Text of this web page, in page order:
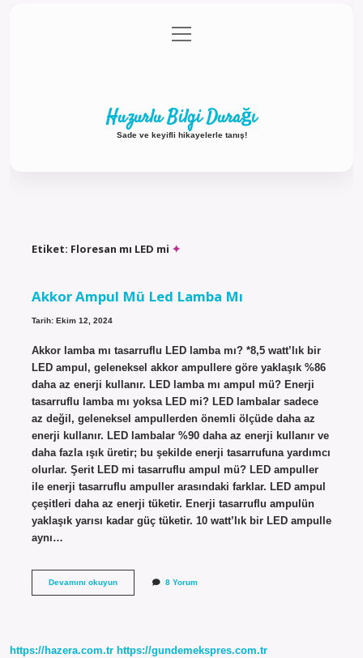
Gizlilik Politikası
menüyü
aç
Huzurlu Bilgi Durağı
Sade ve keyifli hikayelerle tanış!
Etiket: Floresan mı LED mi
Akkor Ampul Mü Led Lamba Mı
Tarih: Ekim 12, 2024
Akkor lamba mı tasarruflu LED lamba mı? *8,5 watt’lık bir
LED ampul, geleneksel akkor ampullere göre yaklaşık %86
daha az enerji kullanır. LED lamba mı ampul mü? Enerji
tasarruflu lamba mı yoksa LED mi? LED lambalar sadece
az değil, geleneksel ampullerden önemli ölçüde daha az
enerji kullanır. LED lambalar %90 daha az enerji kullanır ve
daha fazla ışık üretir; bu şekilde enerji tasarrufuna yardımcı
olurlar. Şerit LED mi tasarruflu ampul mü? LED ampuller
ile enerji tasarruflu ampuller arasındaki farklar. LED ampul
çeşitleri daha az enerji tüketir. Enerji tasarruflu ampulün
yaklaşık yarısı kadar güç tüketir. 10 watt’lık bir LED ampulle
aynı…
Devamını okuyunAkkor
8 Yorum
https://hazera.com.tr https://gundemekspres.com.tr